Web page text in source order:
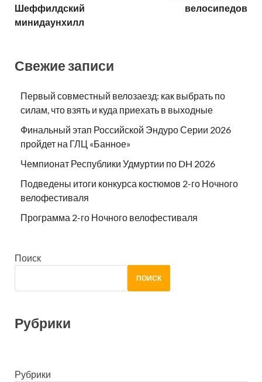
Шеффилдский
минидаунхилл
велосипедов
Свежие записи
Первый совместный велозаезд: как выбрать по
силам, что взять и куда приехать в выходные
Финальный этап Российской Эндуро Серии 2026
пройдет на ГЛЦ «Банное»
Чемпионат Республики Удмуртии по DH 2026
Подведены итоги конкурса костюмов 2-го Ночного
велофестиваля
Программа 2-го Ночного велофестиваля
Поиск
ПОИСК
Рубрики
Рубрики